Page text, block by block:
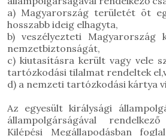
a) Magyarország területét öt
hosszabb ideig elhagyta,
b) veszélyezteti Magyarország
nemzetbiztonságát,
c) kiutasításra került vagy vele
tartózkodási tilalmat rendeltek
d) a nemzeti tartózkodási kártya
Az egyesült királysági
állampolgárságával
Kilépési Megállapodásban